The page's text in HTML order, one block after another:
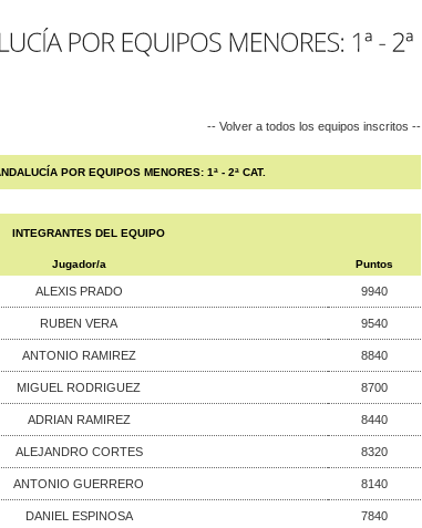
-- Volver a todos los equipos inscritos --
POR EQUIPOS MENORES: 1ª - 2ª CAT.
INTEGRANTES DEL EQUIPO
Jugador/a Puntos
ALEXIS PRADO 9940
RUBEN VERA 9540
ANTONIO RAMIREZ 8840
MIGUEL RODRIGUEZ 8700
ADRIAN RAMIREZ 8440
ALEJANDRO CORTES 8320
ANTONIO GUERRERO 8140
DANIEL ESPINOSA 7840